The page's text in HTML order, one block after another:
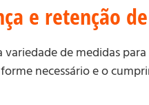
e retenção
variedade de medidas
necessário e o